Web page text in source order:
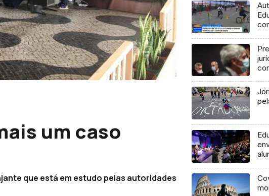
um caso
que está em estudo pelas autoridades